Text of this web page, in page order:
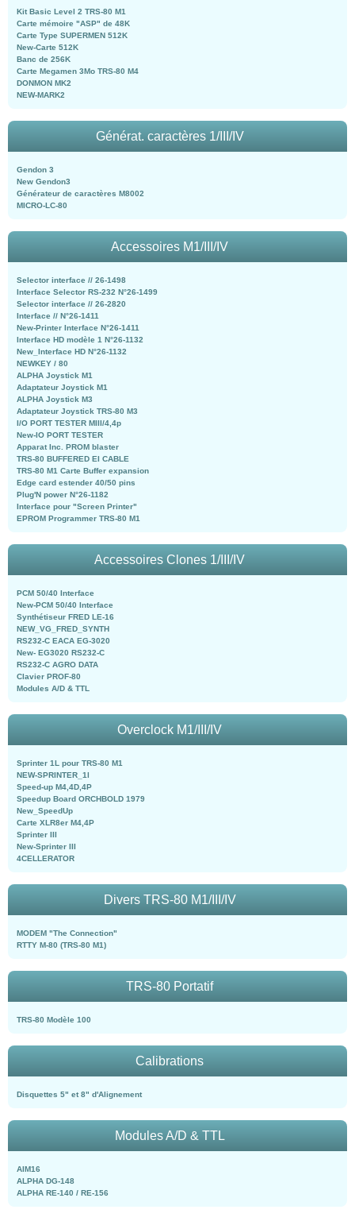
Kit Basic Level 2 TRS-80 M1
Carte mémoire "ASP" de 48K
Carte Type SUPERMEN 512K
New-Carte 512K
Banc de 256K
Carte Megamen 3Mo TRS-80 M4
DONMON MK2
NEW-MARK2
Générat. caractères 1/III/IV
Gendon 3
New Gendon3
Générateur de caractères M8002
MICRO-LC-80
Accessoires M1/III/IV
Selector interface // 26-1498
Interface Selector RS-232 N°26-1499
Selector interface // 26-2820
Interface // N°26-1411
New-Printer Interface N°26-1411
Interface HD modèle 1 N°26-1132
New_Interface HD N°26-1132
NEWKEY / 80
ALPHA Joystick M1
Adaptateur Joystick M1
ALPHA Joystick M3
Adaptateur Joystick TRS-80 M3
I/O PORT TESTER MIII/4,4p
New-IO PORT TESTER
Apparat Inc. PROM blaster
TRS-80 BUFFERED EI CABLE
TRS-80 M1 Carte Buffer expansion
Edge card estender 40/50 pins
Plug'N power N°26-1182
Interface pour "Screen Printer"
EPROM Programmer TRS-80 M1
Accessoires Clones 1/III/IV
PCM 50/40 Interface
New-PCM 50/40 Interface
Synthétiseur FRED LE-16
NEW_VG_FRED_SYNTH
RS232-C EACA EG-3020
New- EG3020 RS232-C
RS232-C AGRO DATA
Clavier PROF-80
Modules A/D & TTL
Overclock M1/III/IV
Sprinter 1L pour TRS-80 M1
NEW-SPRINTER_1l
Speed-up M4,4D,4P
Speedup Board ORCHBOLD 1979
New_SpeedUp
Carte XLR8er M4,4P
Sprinter III
New-Sprinter III
4CELLERATOR
Divers TRS-80 M1/III/IV
MODEM "The Connection"
RTTY M-80 (TRS-80 M1)
TRS-80 Portatif
TRS-80 Modèle 100
Calibrations
Disquettes 5" et 8" d'Alignement
Modules A/D & TTL
AIM16
ALPHA DG-148
ALPHA RE-140 / RE-156